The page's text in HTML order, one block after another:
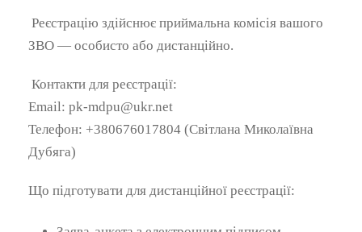
Реєстрацію здійснює приймальна комісія вашого
ЗВО — особисто або дистанційно.
Контакти для реєстрації:
Email: pk-mdpu@ukr.net
Телефон: +380676017804 (Світлана Миколаївна
Дубяга)
Що підготувати для дистанційної реєстрації: